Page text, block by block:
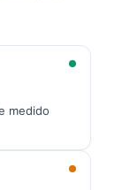
medido